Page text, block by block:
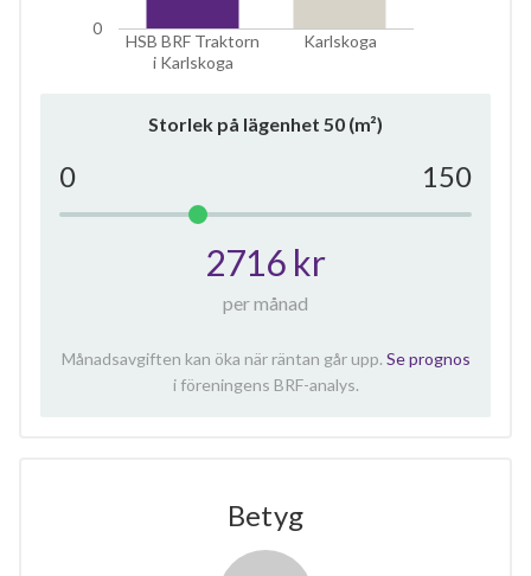
HSB BRF Traktorn
i Karlskoga
Karlskoga
0
Storlek på lägenhet 50 (m²)
0 150
2716 kr
per månad
Månadsavgiften kan öka när räntan går upp. Se prognos
i föreningens BRF-analys.
Betyg